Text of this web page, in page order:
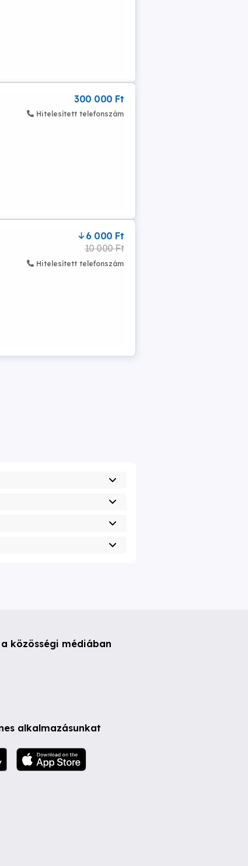
300 000 Ft
Hitelesített telefonszám
6 000 Ft
10 000 Ft
Hitelesített telefonszám
közösségi médiában
alkalmazásunkat